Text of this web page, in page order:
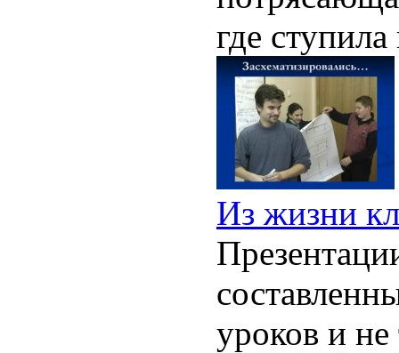
где
Из жизни
уроков и не